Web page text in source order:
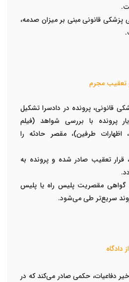
پزشکی قانونی مبنی بر میزان صدمه،
قانونی، پرونده در دادسراتشکیل
پرونده با بررسی شواهد (فیلم
اظهارات طرفین)، مقصر حادثه را
تعقیب صادر شده و پرونده به
گواهی مقصریت پلیس راه یا پلیس
سریع‌تر طی می‌شود.
دفاعیات، حکمی صادر می‌کند که در